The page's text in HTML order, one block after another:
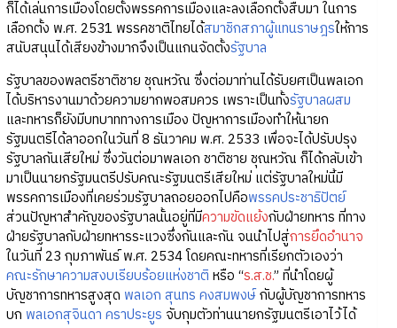
ก็ได้เล่นการเมืองโดยตั้งพรรคการเมืองและลงเลือกตั้งสืบมา ในการ
เลือกตั้ง พ.ศ. 2531 พรรคชาติไทยได้สมาชิกสภาผู้แทนราษฎรให้การ
สนับสนุนได้เสียงข้างมากจึงเป็นแกนจัดตั้งรัฐบาล
รัฐบาลของพลตรีชาติชาย ชุณหวัณ ซึ่งต่อมาท่านได้รับยศเป็นพลเอก
ได้บริหารงานมาด้วยความยากพอสมควร เพราะเป็นทั้งรัฐบาลผสม
และทหารก็ยังมีบทบาททางการเมือง ปัญหาการเมืองทำให้นายก
รัฐมนตรีได้ลาออกในวันที่ 8 ธันวาคม พ.ศ. 2533 เพื่อจะได้ปรับปรุง
รัฐบาลกันเสียใหม่ ซึ่งวันต่อมาพลเอก ชาติชาย ชุณหวัณ ก็ได้กลับเข้า
มาเป็นนายกรัฐมนตรีปรับคณะรัฐมนตรีเสียใหม่ แต่รัฐบาลใหม่นี้มี
พรรคการเมืองที่เคยร่วมรัฐบาลถอยออกไปคือพรรคประชาธิปัตย์
ส่วนปัญหาสำคัญของรัฐบาลนั้นอยู่ที่มีความขัดแย้งกับฝ่ายทหาร ที่ทาง
ฝ่ายรัฐบาลกับฝ่ายทหารระแวงซึ่งกันและกัน จนนำไปสู่การยึดอำนาจ
ในวันที่ 23 กุมภาพันธ์ พ.ศ. 2534 โดยคณะทหารที่เรียกตัวเองว่า
คณะรักษาความสงบเรียบร้อยแห่งชาติ หรือ “ร.ส.ช.” ที่นำโดยผู้
บัญชาการทหารสูงสุด พลเอก สุนทร คงสมพงษ์กับผู้บัญชาการทหาร
บก พลเอกสุจินดา คราประยูร จับกุมตัวท่านนายกรัฐมนตรีเอาไว้ได้